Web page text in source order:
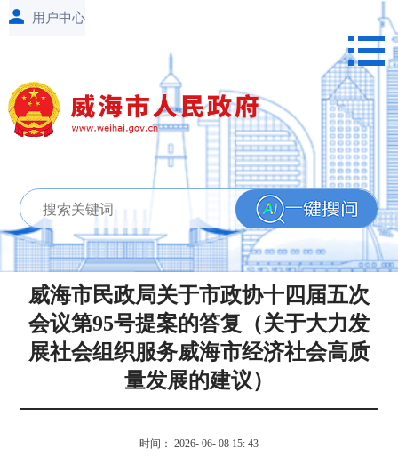
威海市民政局关于市政协十四届五次
会议第95号提案的答复（关于大力发
展社会组织服务威海市经济社会高质
量发展的建议）
时间： 2026- 06- 08 15: 43